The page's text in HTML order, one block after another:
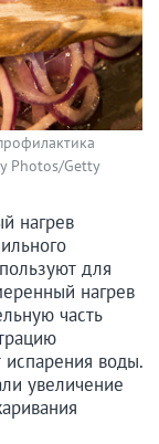
Photos/Getty
нагрев
для
нагрев
часть
испарения воды.
увеличение